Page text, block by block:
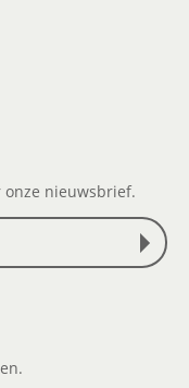
onze nieuwsbrief.